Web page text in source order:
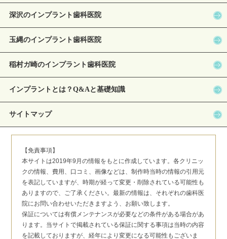
深沢のインプラント歯科医院
玉縄のインプラント歯科医院
稲村ガ崎のインプラント歯科医院
インプラントとは？Q&Aと基礎知識
サイトマップ
【免責事項】
本サイトは2019年9月の情報をもとに作成しています。各クリニッ
クの情報、費用、口コミ、画像などは、制作時当時の情報の引用元
を表記していますが、時期が経って変更・削除されている可能性も
ありますので、ご了承ください。最新の情報は、それぞれの歯科医
院にお問い合わせいただきますよう、お願い致します。
保証については有償メンテナンスが必要などの条件がある場合があ
ります。当サイトで掲載されている保証に関する事項は当時の内容
を記載しておりますが、経年により変更になる可能性もございま